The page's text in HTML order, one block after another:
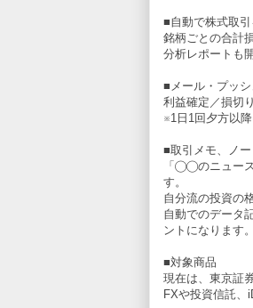
■自動で株式取
銘柄ごとの合計
分析レポートも
■メール・プッ
利益確定／損切
※1日1回夕方以
■取引メモ、ノ
「◯◯のニュー
す。
自分流の投資の
自動でのデータ
ントになります
■対象商品
現在は、東京証
FXや投資信託、